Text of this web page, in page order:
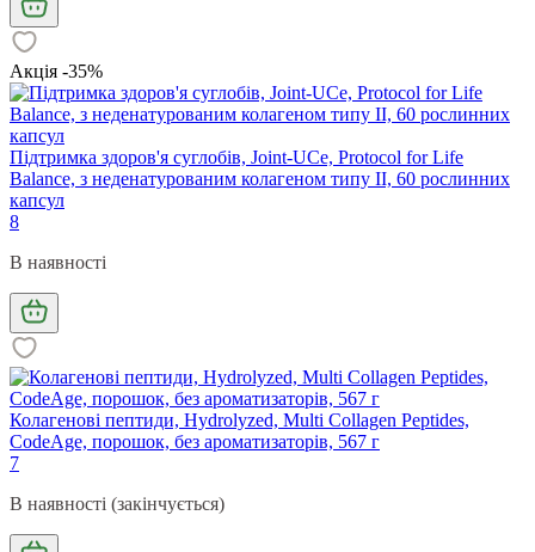
Акція -35%
Підтримка здоров'я суглобів, Joint-UCe, Protocol for Life
Balance, з неденатурованим колагеном типу II, 60 рослинних
капсул
8
В наявності
Колагенові пептиди, Hydrolyzed, Multi Collagen Peptides,
CodeAge, порошок, без ароматизаторів, 567 г
7
В наявності (закінчується)